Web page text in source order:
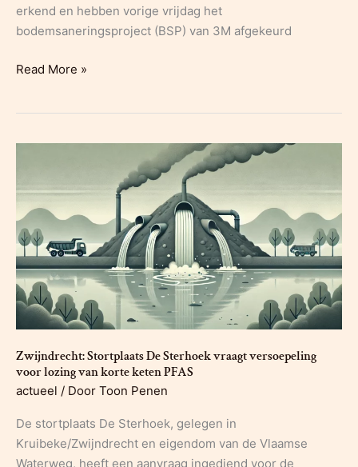
erkend en hebben vorige vrijdag het
bodemsaneringsproject (BSP) van 3M afgekeurd
Bodemsaneringsproject
zone
en
afgekeurd
door
OVAM
Read More »
Zwijndrecht: Stortplaats De Sterhoek vraagt versoepeling
voor lozing van korte keten PFAS
actueel / Door Toon Penen
De stortplaats De Sterhoek, gelegen in
Kruibeke/Zwijndrecht en eigendom van de Vlaamse
Waterweg, heeft een aanvraag ingediend voor de